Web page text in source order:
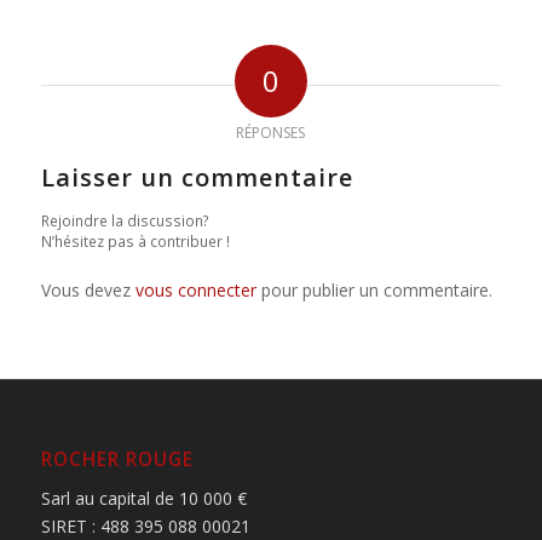
0
RÉPONSES
Laisser un commentaire
Rejoindre la discussion?
N’hésitez pas à contribuer !
Vous devez vous connecterpour publier un commentaire.
ROCHER ROUGE
Sarl au capital de 10 000 €
SIRET : 488 395 088 00021